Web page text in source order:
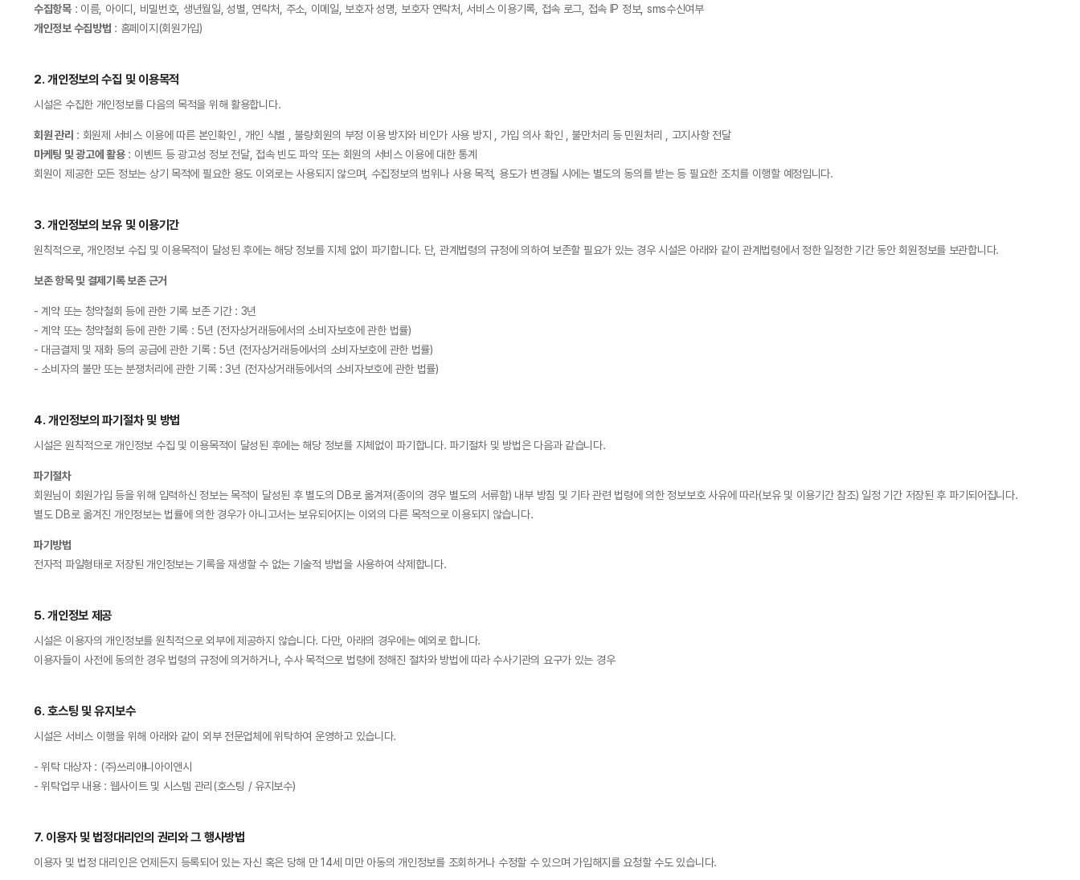
수집항목: 이름, 아이디, 비밀번호, 생년월일, 성별, 연락처, 주소, 이메일, 보호자 성명, 보호자 연락처, 서비스 이용기록, 접속 로그, 접속 IP 정보, sms수신여부
개인정보 수집방법 : 홈페이지(회원가입)
2. 개인정보의 수집 및 이용목적
시설은 수집한 개인정보를 다음의 목적을 위해 활용합니다.
회원 관리 : 회원제 서비스 이용에 따른 본인확인 , 개인 식별 , 불량회원의 부정 이용 방지와 비인가 사용 방지 , 가입 의사 확인 , 불만처리 등 민원처리 , 고지사항 전달
마케팅 및 광고에 활용: 이벤트 등 광고성 정보 전달, 접속 빈도 파악 또는 회원의 서비스 이용에 대한 통계
회원이 제공한 모든 정보는 상기 목적에 필요한 용도 이외로는 사용되지 않으며, 수집정보의 범위나 사용 목적, 용도가 변경될 시에는 별도의 동의를 받는 등 필요한 조치를 이행할 예정입니다.
3. 개인정보의 보유 및 이용기간
원칙적으로, 개인정보 수집 및 이용목적이 달성된 후에는 해당 정보를 지체 없이 파기합니다. 단, 관계법령의 규정에 의하여 보존할 필요가 있는 경우 시설은 아래와 같이 관계법령에서 정한 일정한 기간 동안 회원정보를 보관합니다.
보존 항목 및 결제기록 보존 근거
- 계약 또는 청약철회 등에 관한 기록 보존 기간 : 3년
- 계약 또는 청약철회 등에 관한 기록 : 5년 (전자상거래등에서의 소비자보호에 관한 법률)
- 대금결제 및 재화 등의 공급에 관한 기록 : 5년 (전자상거래등에서의 소비자보호에 관한 법률)
- 소비자의 불만 또는 분쟁처리에 관한 기록 : 3년 (전자상거래등에서의 소비자보호에 관한 법률)
4. 개인정보의 파기절차 및 방법
시설은 원칙적으로 개인정보 수집 및 이용목적이 달성된 후에는 해당 정보를 지체없이 파기합니다. 파기절차 및 방법은 다음과 같습니다.
파기절차
회원님이 회원가입 등을 위해 입력하신 정보는 목적이 달성된 후 별도의 DB로 옮겨져(종이의 경우 별도의 서류함) 내부 방침 및 기타 관련 법령에 의한 정보보호 사유에 따라(보유 및 이용기간 참조) 일정 기간 저장된 후 파기되어집니다.
별도 DB로 옮겨진 개인정보는 법률에 의한 경우가 아니고서는 보유되어지는 이외의 다른 목적으로 이용되지 않습니다.
파기방법
전자적 파일형태로 저장된 개인정보는 기록을 재생할 수 없는 기술적 방법을 사용하여 삭제합니다.
5. 개인정보 제공
시설은 이용자의 개인정보를 원칙적으로 외부에 제공하지 않습니다. 다만, 아래의 경우에는 예외로 합니다.
이용자들이 사전에 동의한 경우 법령의 규정에 의거하거나, 수사 목적으로 법령에 정해진 절차와 방법에 따라 수사기관의 요구가 있는 경우
6. 호스팅 및 유지보수
시설은 서비스 이행을 위해 아래와 같이 외부 전문업체에 위탁하여 운영하고 있습니다.
- 위탁 대상자 : (주)쓰리애니아이앤시
- 위탁업무 내용 : 웹사이트 및 시스템 관리(호스팅 / 유지보수)
7. 이용자 및 법정대리인의 권리와 그 행사방법
이용자 및 법정 대리인은 언제든지 등록되어 있는 자신 혹은 당해 만 14세 미만 아동의 개인정보를 조회하거나 수정할 수 있으며 가입해지를 요청할 수도 있습니다.